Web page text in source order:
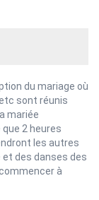
du mariage où
sont réunis
mariée
2 heures
les autres
des danses des
à